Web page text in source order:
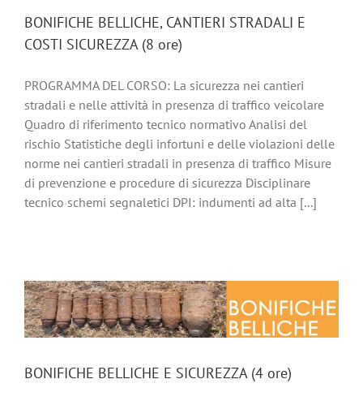
BONIFICHE BELLICHE, CANTIERI STRADALI E
COSTI SICUREZZA (8 ore)
PROGRAMMA DEL CORSO: La sicurezza nei cantieri
stradali e nelle attività in presenza di traffico veicolare
Quadro di riferimento tecnico normativo Analisi del
rischio Statistiche degli infortuni e delle violazioni delle
norme nei cantieri stradali in presenza di traffico Misure
di prevenzione e procedure di sicurezza Disciplinare
tecnico schemi segnaletici DPI: indumenti ad alta [...]
BONIFICHE BELLICHE E SICUREZZA (4 ore)